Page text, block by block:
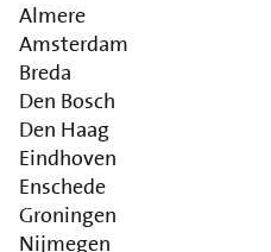
Almere
Amsterdam
Breda
Den Bosch
Den Haag
Eindhoven
Enschede
Groningen
Nijmegen